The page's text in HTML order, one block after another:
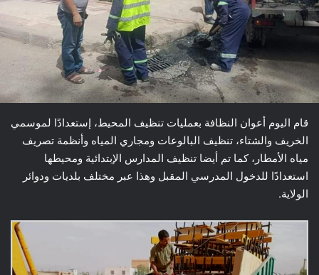
قام اليوم أعوان النظافة بعمليات تنظيف المحيط، إستعدادًا لموسمي
الخريف والشتاء، تنظيف البالوعات ومجاري المياه وأنظمة تصريف
مياه الأمطار، كما تم أيضا تنظيف المدارس الإبتدائية ومحيطها
استعدادًا للدخول المدرسي المقبل وهذا عبر مختلف بلديات ودوائر
الولاية.